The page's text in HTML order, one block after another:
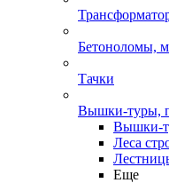
Бетоноломы,
Тачки
Вышки-туры,
Вышки-
Леса
Еще